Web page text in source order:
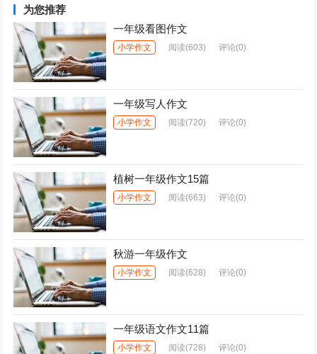
为您推荐
一年级看图作文
小学作文 阅读(603) 评论(0)
一年级写人作文
小学作文 阅读(720) 评论(0)
植树一年级作文15篇
小学作文 阅读(663) 评论(0)
秋游一年级作文
小学作文 阅读(628) 评论(0)
一年级语文作文11篇
小学作文 阅读(728) 评论(0)